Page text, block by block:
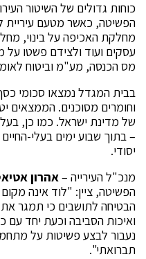
כוחות גדולים של השיטור
הפשיטה, כאשר מטעם עיריית
מחלקת האכיפה על בינוי,
עסקים ועוד ולצידם פשטו
מס הכנסה, מע"מ וביטוח
וחומרים מסוכנים. הממצאים
של מדינת ישראל. כמו כן, בעל
– בתוך שבוע ימים בעלי-החיים
יסודי.
מנכ"ל העירייה –אהרון
הפשיטה, ציין: "לוד אינה
הבטיחה לתושבים כי תמגר את
ואיכות הסביבה וכעת יחד עם
נעבור לבצע פשיטות על
תברואתי".